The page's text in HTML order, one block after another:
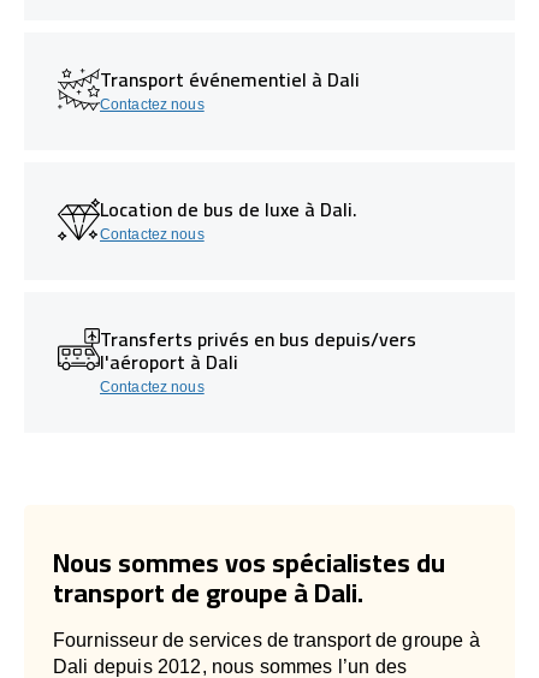
Transport événementiel à Dali
Contactez nous
Location de bus de luxe à Dali.
Contactez nous
Transferts privés en bus depuis/vers
l'aéroport à Dali
Contactez nous
Nous sommes vos spécialistes du
transport de groupe à Dali.
Fournisseur de services de transport de groupe à
Dali depuis 2012, nous sommes l’un des